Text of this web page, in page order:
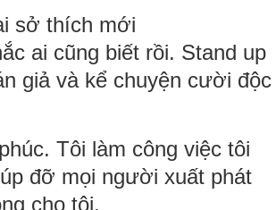
sở thích mới
ai cũng biết rồi. Stand up
giả và kể chuyện cười độc
Tôi làm công việc tôi
đỡ mọi người xuất phát
cho tôi.